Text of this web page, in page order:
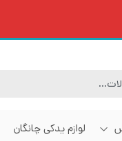
لوازم یدکی چانگان